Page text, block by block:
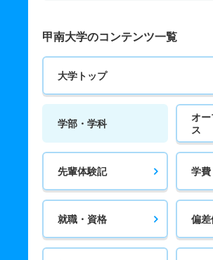
甲南大学のコンテンツ一覧
大学トップ
学部・学科
オー
ス
先輩体験記 学費
就職・資格 偏差